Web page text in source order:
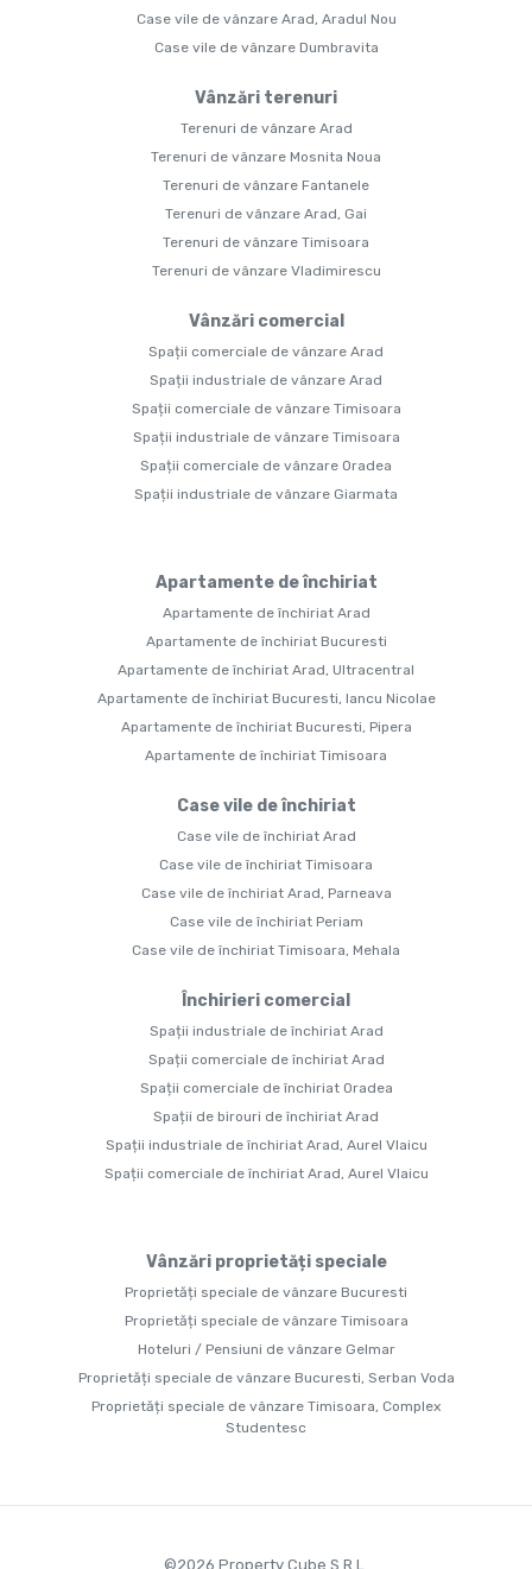
Case vile de vânzare Arad, Aradul Nou
Case vile de vânzare Dumbravita
Vânzări terenuri
Terenuri de vânzare Arad
Terenuri de vânzare Mosnita Noua
Terenuri de vânzare Fantanele
Terenuri de vânzare Arad, Gai
Terenuri de vânzare Timisoara
Terenuri de vânzare Vladimirescu
Vânzări comercial
Spații comerciale de vânzare Arad
Spații industriale de vânzare Arad
Spații comerciale de vânzare Timisoara
Spații industriale de vânzare Timisoara
Spații comerciale de vânzare Oradea
Spații industriale de vânzare Giarmata
Apartamente de închiriat
Apartamente de închiriat Arad
Apartamente de închiriat Bucuresti
Apartamente de închiriat Arad, Ultracentral
Apartamente de închiriat Bucuresti, Iancu Nicolae
Apartamente de închiriat Bucuresti, Pipera
Apartamente de închiriat Timisoara
Case vile de închiriat
Case vile de închiriat Arad
Case vile de închiriat Timisoara
Case vile de închiriat Arad, Parneava
Case vile de închiriat Periam
Case vile de închiriat Timisoara, Mehala
Închirieri comercial
Spații industriale de închiriat Arad
Spații comerciale de închiriat Arad
Spații comerciale de închiriat Oradea
Spații de birouri de închiriat Arad
Spații industriale de închiriat Arad, Aurel Vlaicu
Spații comerciale de închiriat Arad, Aurel Vlaicu
Vânzări proprietăți speciale
Proprietăți speciale de vânzare Bucuresti
Proprietăți speciale de vânzare Timisoara
Hoteluri / Pensiuni de vânzare Gelmar
Proprietăți speciale de vânzare Bucuresti, Serban Voda
Proprietăți speciale de vânzare Timisoara, Complex
Studentesc
©2026 Property Cube S.R.L.